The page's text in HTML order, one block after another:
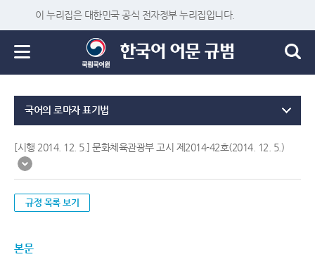
이 누리집은 대한민국 공식 전자정부 누리집입니다.
국어의 로마자 표기법
[시행 2014. 12. 5.] 문화체육관광부 고시 제2014-42호(2014. 12. 5.)
규정 목록 보기
본문